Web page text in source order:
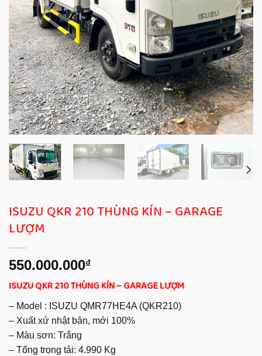
ISUZU QKR 210 THÙNG KÍN – GARAGE
LƯỢM
550.000.000₫
ISUZU QKR 210 THÙNG KÍN – GARAGE LƯỢM
– Model : ISUZU QMR77HE4A (QKR210)
– Xuất xứ nhật bản, mới 100%
– Màu sơn: Trắng
– Tổng trọng tải: 4.990 Kg